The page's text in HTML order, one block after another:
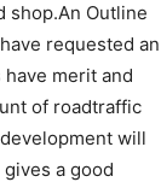
shop.An Outline
requested an
merit and
of roadtraffic
will
a good